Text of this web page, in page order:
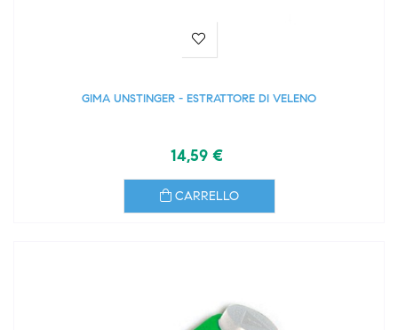
GIMA UNSTINGER - ESTRATTORE DI VELENO
14,59 €
CARRELLO